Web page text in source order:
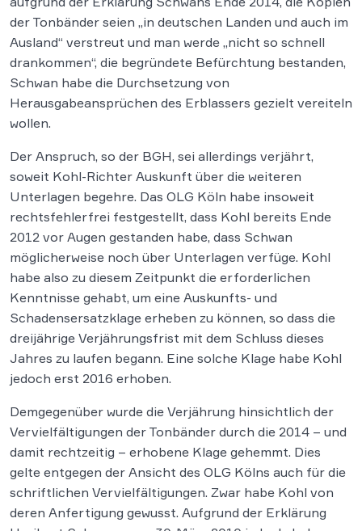
der Tonbänder seien „in deutschen Landen und auch im
Ausland“ verstreut und man werde „nicht so schnell
drankommen“, die begründete Befürchtung bestanden,
Schwan habe die Durchsetzung von
Herausgabeansprüchen des Erblassers gezielt vereiteln
wollen.
Der Anspruch, so der BGH, sei allerdings verjährt,
soweit Kohl-Richter Auskunft über die weiteren
Unterlagen begehre. Das OLG Köln habe insoweit
rechtsfehlerfrei festgestellt, dass Kohl bereits Ende
2012 vor Augen gestanden habe, dass Schwan
möglicherweise noch über Unterlagen verfüge. Kohl
habe also zu diesem Zeitpunkt die erforderlichen
Kenntnisse gehabt, um eine Auskunfts- und
Schadensersatzklage erheben zu können, so dass die
dreijährige Verjährungsfrist mit dem Schluss dieses
Jahres zu laufen begann. Eine solche Klage habe Kohl
jedoch erst 2016 erhoben.
Demgegenüber wurde die Verjährung hinsichtlich der
Vervielfältigungen der Tonbänder durch die 2014 – und
damit rechtzeitig – erhobene Klage gehemmt. Dies
gelte entgegen der Ansicht des OLG Kölns auch für die
schriftlichen Vervielfältigungen. Zwar habe Kohl von
deren Anfertigung gewusst. Aufgrund der Erklärung